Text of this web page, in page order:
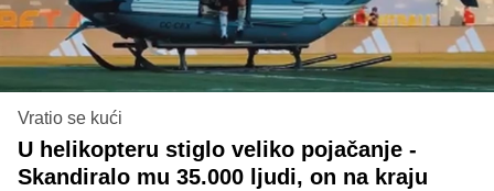
Vratio se kući
U helikopteru stiglo veliko pojačanje -
Skandiralo mu 35.000 ljudi, on na kraju